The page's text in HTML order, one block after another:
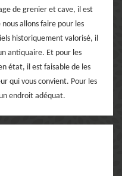
de grenier et cave, il est
allons faire pour les
historiquement valorisé, il
antiquaire. Et pour les
état, il est faisable de les
qui vous convient. Pour les
endroit adéquat.